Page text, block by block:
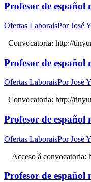
Profesor de español
Ofertas LaboraisPorJosé
Convocatoria: http://
Profesor de español
Ofertas LaboraisPorJosé
Convocatoria: http://
Profesor de
Ofertas LaboraisPorJosé
Acceso á convocatoria:
Profesor de